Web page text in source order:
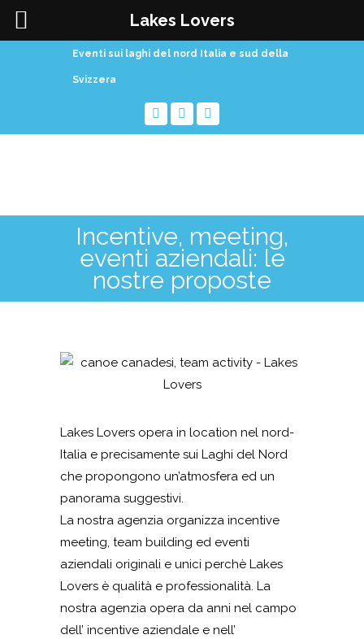
Eventi sui laghi del nord Italia e sud della
Svizzera
Incentive, meeting,
eventi aziendali: le
nostre proposte
Lakes Lovers opera in location nel nord-
Italia e precisamente sui Laghi del Nord
che propongono un’atmosfera ed un
panorama suggestivi.
La nostra agenzia organizza incentive
meeting, team building ed eventi
aziendali originali e unici perchè Lakes
Lovers è qualità e professionalità. La
nostra agenzia opera da anni nel campo
dell’ incentive aziendale e nell’
Lakes Lovers